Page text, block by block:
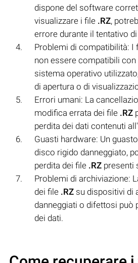
dispone del software
visualizzare i file .RZ,
errore durante il tentativo
Problemi di compatibilità: I
non essere compatibili
sistema operativo
di apertura o di
Errori umani: La
modifica errata dei file .RZ
perdita dei dati contenuti
Guasti hardware: Un
disco rigido danneggiato,
perdita dei file .RZ presenti
Problemi di archiviazione:
dei file .RZ su dispositivi di
danneggiati o difettosi può
dei dati.